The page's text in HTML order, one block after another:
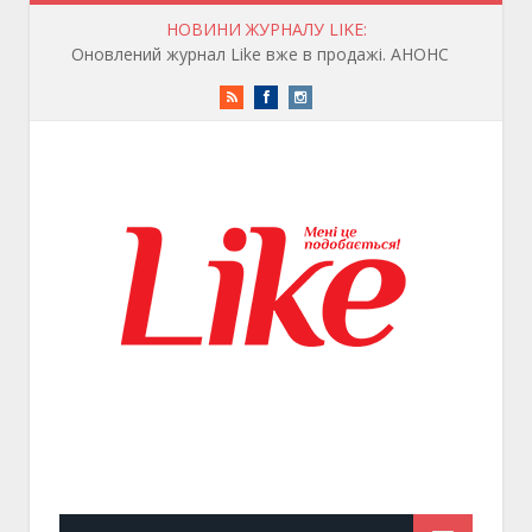
НОВИНИ ЖУРНАЛУ LIKE:
Оновлений журнал Like вже в продажі. АНОНС
RSS FacebookInstagram